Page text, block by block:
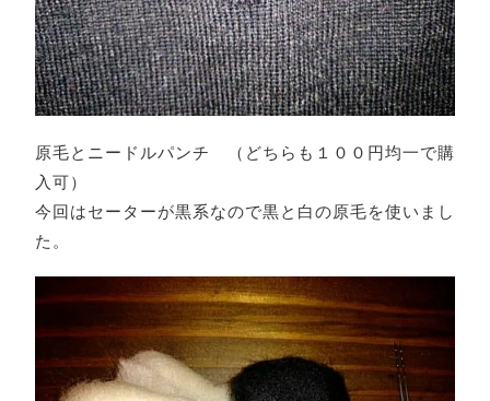
原毛とニードルパンチ （どちらも１００円均一で購
入可）
今回はセーターが黒系なので黒と白の原毛を使いまし
た。